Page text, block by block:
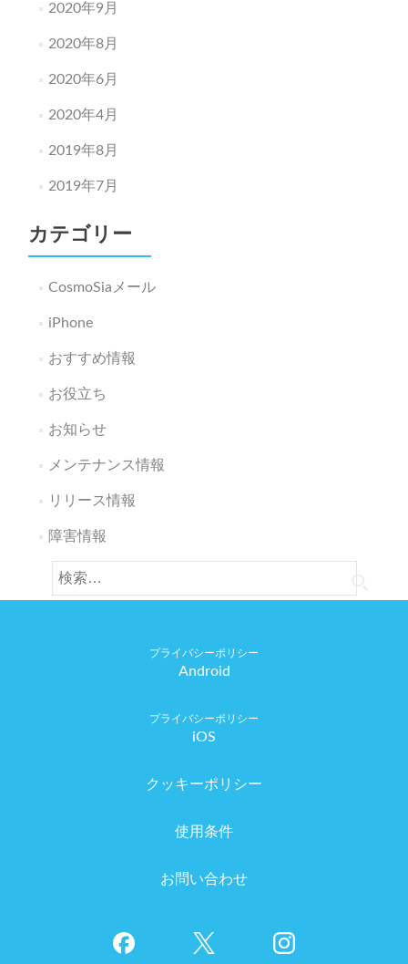
2020年9月
2020年8月
2020年6月
2020年4月
2019年8月
2019年7月
カテゴリー
CosmoSiaメール
iPhone
おすすめ情報
お役立ち
お知らせ
メンテナンス情報
リリース情報
障害情報
検
索:
Android
iOS
クッキーポリシー
使用条件
お問い合わせ